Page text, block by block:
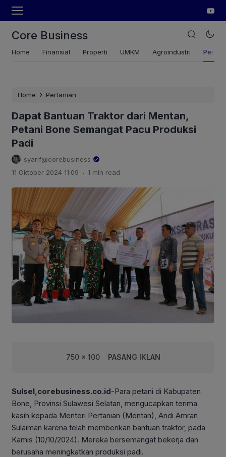
Core Business
Home Finansial Properti UMKM Agroindustri
Home › Pertanian
Dapat Bantuan Traktor dari Mentan,
Petani Bone Semangat Pacu Produksi
Padi
syarif@corebusiness
11 Oktober 2024 11:09 . 1 min read
750 x 100 PASANG IKLAN
Sulsel,corebusiness.co.id-Para petani di Kabupaten
Bone, Provinsi Sulawesi Selatan, mengucapkan terima
kasih kepada Menteri Pertanian (Mentan), Andi Amran
Sulaiman karena telah memberikan bantuan traktor, pada
Kamis (10/10/2024). Mereka bersemangat bekerja dan
berusaha meningkatkan produksi padi.